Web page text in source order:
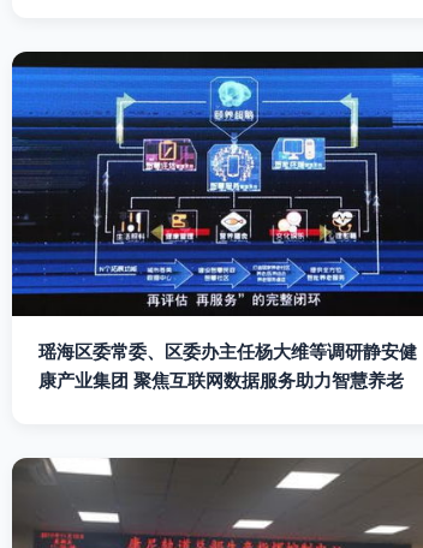
瑶海区委常委、区委办主任杨大维等调研静安健
康产业集团 聚焦互联网数据服务助力智慧养老